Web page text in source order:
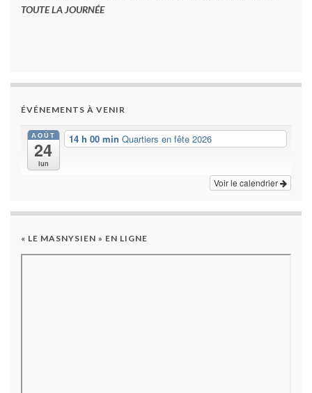
TOUTE LA JOURNÉE
ÉVÉNEMENTS À VENIR
AOÛT
24
lun
14 h 00 min Quartiers en fête 2026
Voir le calendrier
« LE MASNYSIEN » EN LIGNE